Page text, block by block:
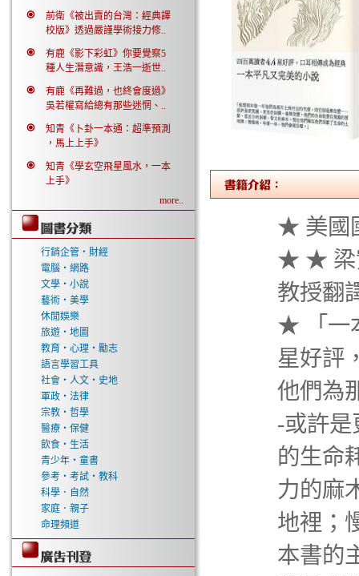
前衛《被出賣的台灣：經典譯
校版》透過嚴謹學術接力修..
有鹿《影下彩虹》你要覺察5
種人生潛意識，王浩一逝世..
有鹿《再難過，也終會度過》
吳若權寫給總有那些迷惘、..
知青《卜卦一本通：超準預測
，馬上上手》
知青《學玄空飛星風水，一本
上手》
more..
行銷企管‧財經
電腦‧網路
文學‧小說
藝術‧美學
休閒娛樂
旅遊‧地圖
教育‧心理‧勵志
語言學習工具
社會‧人文‧史地
軍政‧法律
宗教‧哲學
醫療‧保健
飲食‧生活
青少年‧童書
參考‧考試‧教科
科學．自然
家庭．親子
命理頻道
★ 美國
★ ★ 梁
教授翻
★ 「一
星好評
他們為
-或許是
的生命
力的麻
地裡；
本書的